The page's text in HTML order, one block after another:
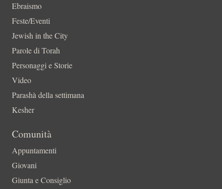
Ebraismo
Feste/Eventi
Jewish in the City
Parole di Torah
Personaggi e Storie
Video
Parashà della settimana
Kesher
Comunità
Appuntamenti
Giovani
Giunta e Consiglio